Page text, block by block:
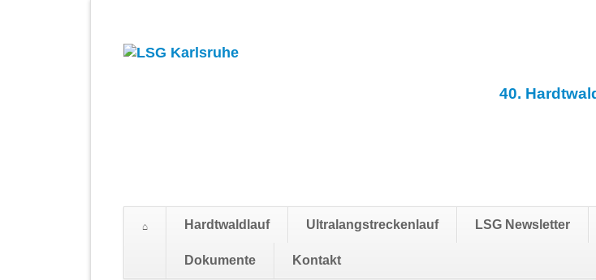
40.
Hardtwaldlauf Ultralangstreckenlauf LSG Newsletter
Dokumente Kontakt